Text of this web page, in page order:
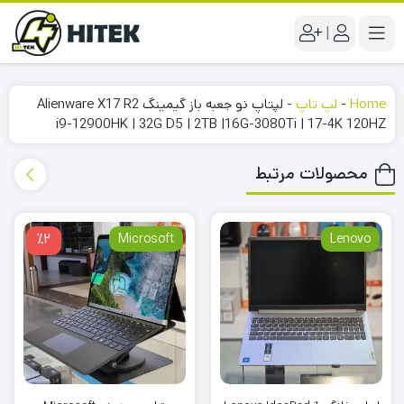
|
Home
- لپ تاپ -
لپتاپ نو جعبه باز گیمینگ Alienware X17 R2
i9-12900HK | 32G D5 | 2TB |16G-3080Ti | 17-4K 120HZ
محصولات مرتبط
Lenovo ٪2 Microsoft